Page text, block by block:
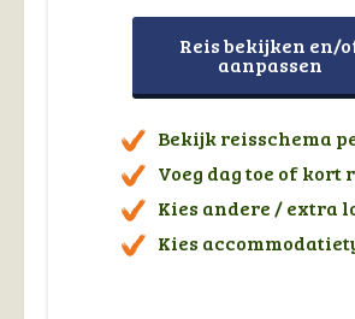
Reis bekijken en/
aanpassen
Bekijk reisschema
Voeg dag toe of kort
Kies andere / extra
Kies